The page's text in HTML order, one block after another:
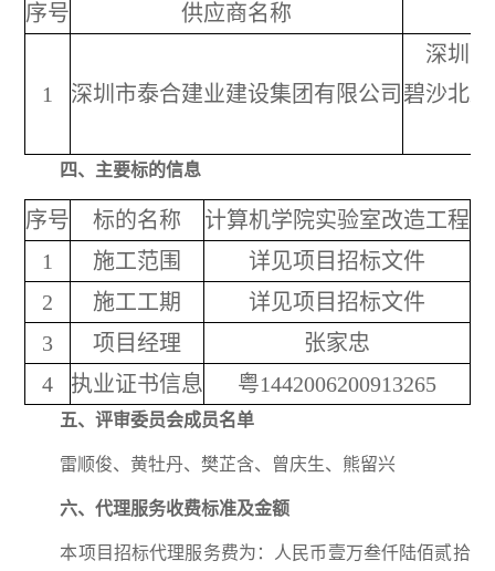
序号 供应商名称
1 深圳市泰合建业建设集团有限公司
深圳
碧沙北
四、主要标的信息
序号 标的名称
计算机学院实验室改造工程
1
施工范围
详见项目招标文件
2
施工工期
详见项目招标文件
3
项目经理
张家忠
4
执业证书信息 粤1442006200913265
五、评审委员会成员名单
雷顺俊、黄牡丹、樊芷含、曾庆生、熊留兴
六、代理服务收费标准及金额
本项目招标代理服务费为：人民币壹万叁仟陆佰贰拾